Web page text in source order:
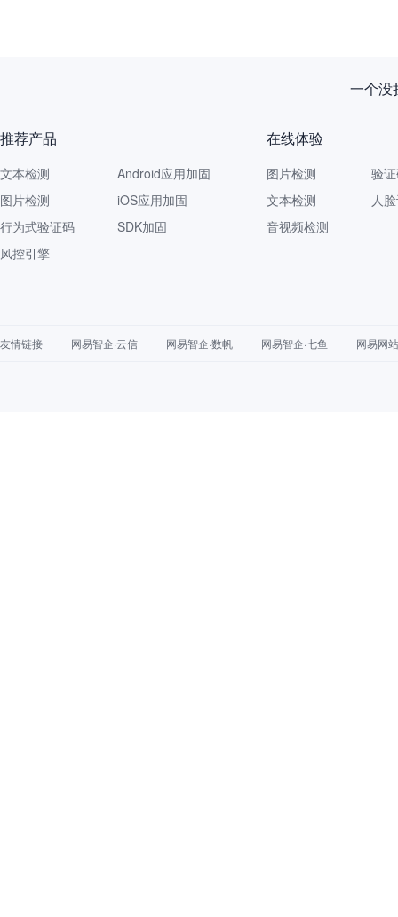
一个没
推荐产品
文本检测
图片检测
行为式验证码
风控引擎
Android应用加固
iOS应用加固
SDK加固
在线体验
图片检测
文本检测
音视频检测
验
人
友情链接 网易智企·云信 网易智企·数帆 网易智企·七鱼 网易网